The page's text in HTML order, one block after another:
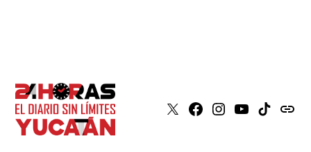
X Faceboook
Instagram
YoutubeTiktokissuu